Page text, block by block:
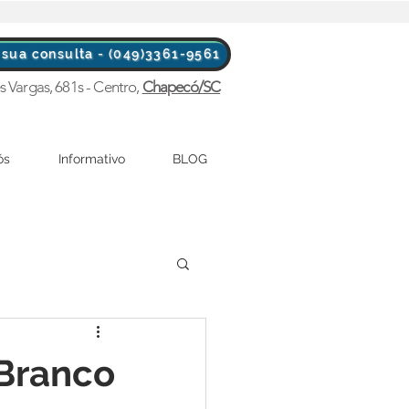
consulta - (049)3361-9561
Vargas, 681s - Centro, Chapecó/SC
Informativo BLOG